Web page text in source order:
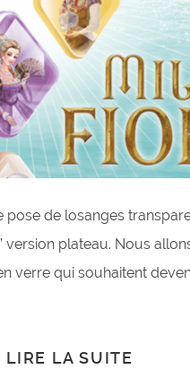
pose de losanges
version plateau. Nous
verre qui souhaitent
LIRE LA SUITE